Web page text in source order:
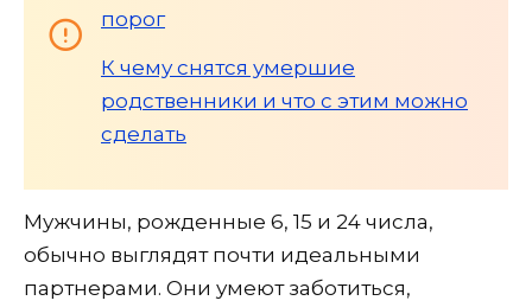
порог
К чему снятся умершие
родственники и что с этим можно
сделать
Мужчины, рожденные 6, 15 и 24 числа,
обычно выглядят почти идеальными
партнерами. Они умеют заботиться,